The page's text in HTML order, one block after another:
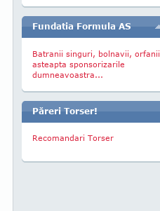
Fundatia Formula AS
Batranii singuri, bolnavii, orfanii
asteapta sponsorizarile
dumneavoastra...
Păreri Torser!
Recomandari Torser